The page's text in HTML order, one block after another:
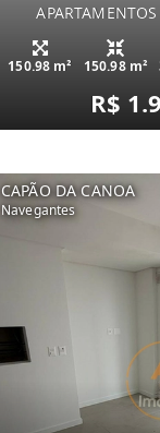
150.98 m² 150.98 m²
R$
CAPÃO DA CANOA
Navegantes